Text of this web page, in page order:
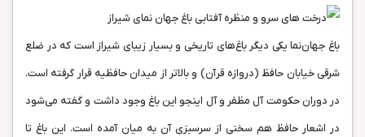
باغ جهان‌نما یکی دیگر باغ‌های تاریخی و بسیار زیبای شیراز است که در ضلع
شرقی خیابان حافظ (دروازه‌ قرآن) و بالاتر از میدان حافظیه قرار گرفته است.
در دوران حکومت آل مظفر و آل اینجو این باغ وجود داشت و گفته می‌شود
در اشعار حافظ هم سخنی از سرسبزی آن به میان آمده است. این باغ تا